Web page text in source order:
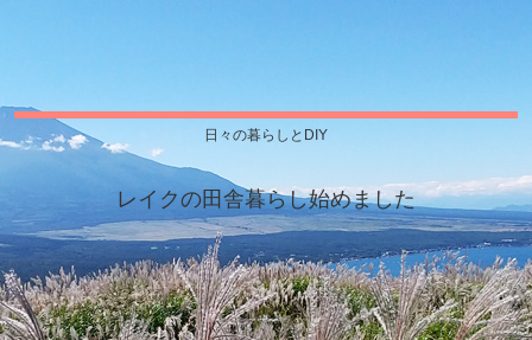
日々の暮らしとDIY
レイクの田舎暮らし始めました